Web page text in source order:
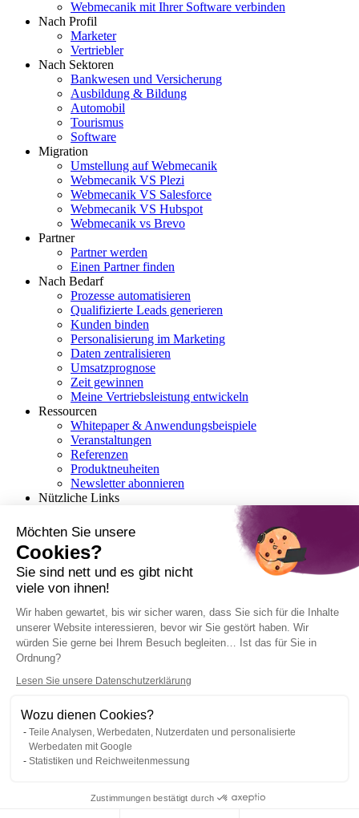
Möchten Sie unsere
Cookies?
Sie sind nett und es gibt nicht
viele von ihnen!
Wir haben gewartet, bis wir sicher waren, dass Sie sich für die Inhalte
unserer Website interessieren, bevor wir Sie gestört haben. Wir
würden Sie gerne bei Ihrem Besuch begleiten… Ist das für Sie in
Ordnung?
Lesen Sie unsere Datenschutzerklärung
Wozu dienen Cookies?
Teile Analysen, Werbedaten, Nutzerdaten und personalisierte
Werbedaten mit Google
Statistiken und Reichweitenmessung
Zustimmungen bestätigt durch
Webmecanik mit Ihrer Software verbinden
Nach Profil
Marketer
Vertriebler
Nach Sektoren
Bankwesen und Versicherung
Ausbildung & Bildung
Automobil
Tourismus
Software
Migration
Umstellung auf Webmecanik
Webmecanik VS Plezi
Webmecanik VS Salesforce
Webmecanik VS Hubspot
Webmecanik vs Brevo
Partner
Partner werden
Einen Partner finden
Nach Bedarf
Prozesse automatisieren
Qualifizierte Leads generieren
Kunden binden
Personalisierung im Marketing
Daten zentralisieren
Umsatzprognose
Zeit gewinnen
Meine Vertriebsleistung entwickeln
Ressourcen
Whitepaper & Anwendungsbeispiele
Veranstaltungen
Referenzen
Produktneuheiten
Newsletter abonnieren
Nützliche Links
Erste Schritte mit Marketing-Automatisierung
Die richtige Marketing-Automation-Software
auswählen
Ihr erstes Marketing-Automation-Szenario
Checkliste: Die richtige Wahl des CRM-Systems
Deutsch
English
Français
Italiano
Impressum
Informationen zur DSGVO